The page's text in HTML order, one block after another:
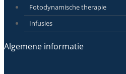
Fotodynamische therapie
Infusies
Algemene informatie